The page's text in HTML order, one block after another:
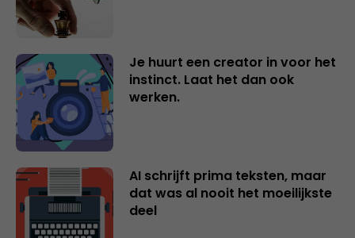
Je huurt een creator in voor het
instinct. Laat het dan ook
werken.
AI schrijft prima teksten, maar
dat was al nooit het moeilijkste
deel